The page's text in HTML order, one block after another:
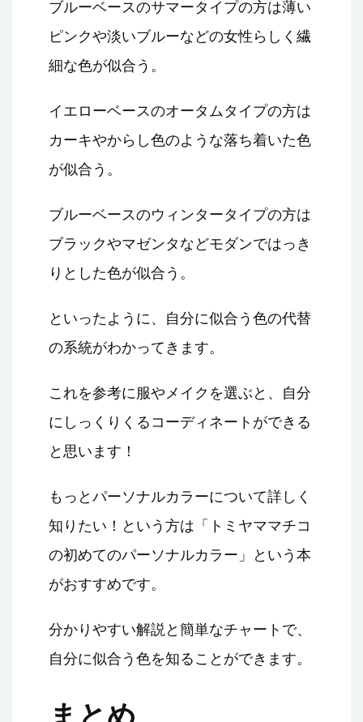
ブルーベースのサマータイプの方は薄い
ピンクや淡いブルーなどの女性らしく繊
細な色が似合う。
イエローベースのオータムタイプの方は
カーキやからし色のような落ち着いた色
が似合う。
ブルーベースのウィンタータイプの方は
ブラックやマゼンタなどモダンではっき
りとした色が似合う。
といったように、自分に似合う色の代替
の系統がわかってきます。
これを参考に服やメイクを選ぶと、自分
にしっくりくるコーディネートができる
と思います！
もっとパーソナルカラーについて詳しく
知りたい！という方は「トミヤママチコ
の初めてのパーソナルカラー」という本
がおすすめです。
分かりやすい解説と簡単なチャートで、
自分に似合う色を知ることができます。
まとめ